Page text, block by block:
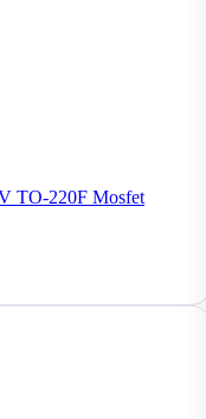
TO-220F Mosfet